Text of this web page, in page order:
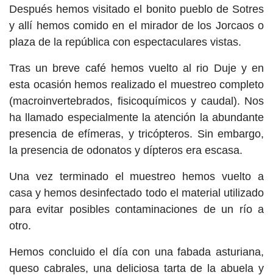
Después hemos visitado el bonito pueblo de Sotres
y allí hemos comido en el mirador de los Jorcaos o
plaza de la república con espectaculares vistas.
Tras un breve café hemos vuelto al rio Duje y en
esta ocasión hemos realizado el muestreo completo
(macroinvertebrados, fisicoquímicos y caudal). Nos
ha llamado especialmente la atención la abundante
presencia de efímeras, y tricópteros. Sin embargo,
la presencia de odonatos y dípteros era escasa.
Una vez terminado el muestreo hemos vuelto a
casa y hemos desinfectado todo el material utilizado
para evitar posibles contaminaciones de un río a
otro.
Hemos concluido el día con una fabada asturiana,
queso cabrales, una deliciosa tarta de la abuela y